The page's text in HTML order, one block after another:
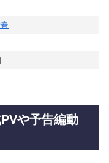
や予告編動